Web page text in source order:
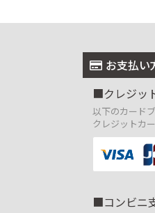
お支払い
クレジッ
以下のカード
クレジットカ
コンビニ